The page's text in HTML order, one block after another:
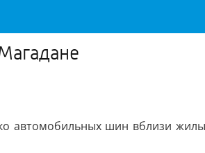
автомобильных шин вблизи